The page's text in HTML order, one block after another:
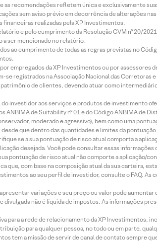
as recomendações refletem única e exclusivamente
sem aviso prévio em decorrência de alterações
realizadas pela XP Investimentos.
e pelo cumprimento da Resolução CVM nº 20/
a ser mencionado no relatório.
ao cumprimento de todas as regras previstas no
empregados da XP Investimentos ou por assessores
se registrados na Associação Nacional das
de clientes, devendo atuar como
do investidor aos serviços e produtos de investimento
ANBIMA de Suitability nº 01 e do Código ANBIMA de
moderado e agressivo), bem como uma
que dentro das quantidades e limites da
se a sua pontuação de risco atual comporta a
desejada. Você pode consultar essas
pontuação de risco atual não comporte a
que, com base na composição atual da sua carteira,
ao seu perfil de investidor, consulte o FAQ.
variações e seu preço ou valor pode
não é líquida de impostos. As informações
para a rede de relacionamento da XP Investimentos,
para qualquer pessoa, no todo ou em parte,
tem a missão de servir de canal de contato sempre